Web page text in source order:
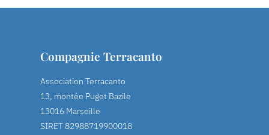
Compagnie Terracanto
Association Terracanto
13, montée Puget Bazile
13016 Marseille
SIRET 82988719900018